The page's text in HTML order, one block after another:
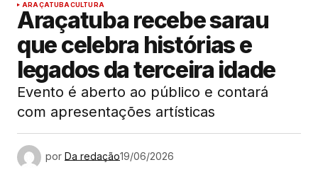
ARAÇATUBACULTURA
Araçatuba recebe sarau
que celebra histórias e
legados da terceira idade
Evento é aberto ao público e contará
com apresentações artísticas
por Da redação19/06/2026